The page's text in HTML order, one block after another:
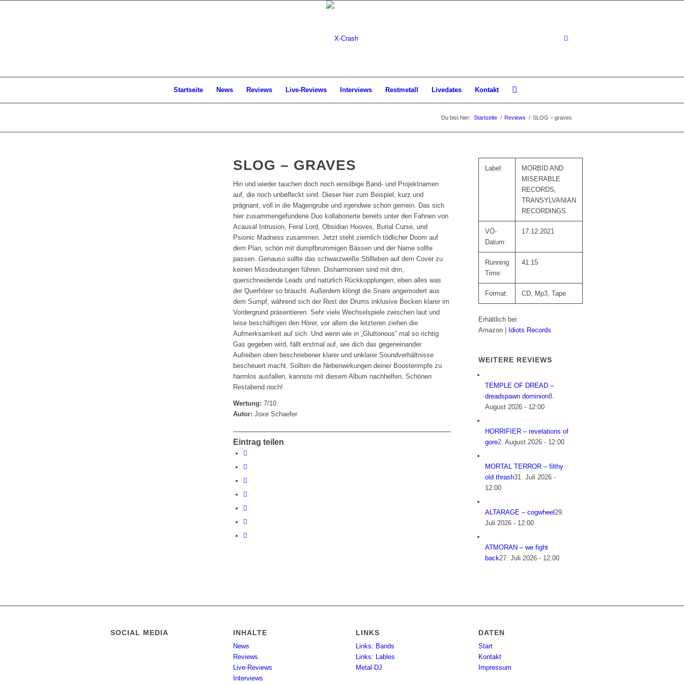
Startseite News Reviews Live-Reviews Interviews Restmetall Livedates Kontakt
Du bist hier: Startseite / Reviews / SLOG – graves
SLOG – GRAVES
Hin und wieder tauchen doch noch einsilbige Band- und Projektnamen
auf, die noch unbefleckt sind. Dieser hier zum Beispiel, kurz und
prägnant, voll in die Magengrube und irgendwie schon gemein. Das sich
hier zusammengefundene Duo kollaborierte bereits unter den Fahnen von
Acausal Intrusion, Feral Lord, Obsidian Hooves, Burial Curse, und
Psionic Madness zusammen. Jetzt steht ziemlich tödlicher Doom auf
dem Plan, schön mit dumpfbrummigen Bässen und der Name sollte
passen. Genauso sollte das schwarzweiße Stillleben auf dem Cover zu
keinen Missdeutungen führen. Disharmonien sind mit drin,
querschneidende Leads und natürlich Rückkopplungen, eben alles was
der Querhörer so braucht. Außerdem klöngt die Snare angemodert aus
dem Sumpf, während sich der Rest der Drums inklusive Becken klarer im
Vordergrund präsentieren. Sehr viele Wechselspiele zwischen laut und
leise beschäftigen den Hörer, vor allem die letzteren ziehen die
Aufmerksamkeit auf sich. Und wenn wie in „Gluttonous“ mal so richtig
Gas gegeben wird, fällt erstmal auf, wie dich das gegeneinander
Aufreiben oben beschriebener klarer und unklarer Soundverhältnisse
bescheuert macht. Sollten die Nebenwirkungen deiner Boosterimpfe zu
harmlos ausfallen, kannste mit diesem Album nachhelfen. Schönen
Restabend noch!
Wertung: 7/10
Autor: Joxe Schaefer
Eintrag teilen
Label:
MORBID AND
MISERABLE
RECORDS,
TRANSYLVANIAN
RECORDINGS
VÖ-
Datum:
17.12.2021
Running
Time:
41:15
Format: CD, Mp3, Tape
Erhältlich bei:
Amazon |
Idiots Records
WEITERE REVIEWS
TEMPLE OF DREAD –
dreadspawn dominion8.
August 2026 - 12:00
HORRIFIER – revelations of
gore2. August 2026 - 12:00
MORTAL TERROR – filthy
old thrash31. Juli 2026 -
12:00
ALTARAGE – cogwheel29.
Juli 2026 - 12:00
ATMORAN – we fight
back27. Juli 2026 - 12:00
SOCIAL MEDIA INHALTE
News
Reviews
Live-Reviews
Interviews
LINKS
Links: Bands
Links: Lables
Metal-DJ
DATEN
Start
Kontakt
Impressum